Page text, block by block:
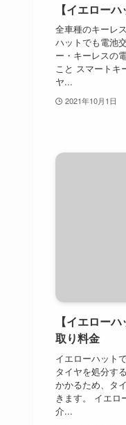
【イエロー
全車種のキーレ
ハットでも電池
ー・キーレスの
こと スマートキ
ヤ...
2021年10月1日
【イエロー
取り料金
イエローハット
タイヤを処分す
かかるため、タ
きます。 イエロ
介...